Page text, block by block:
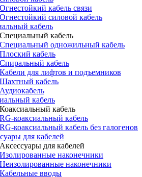
Огнестойкий кабель связи
Огнестойкий силовой кабель
кабель
Специальный кабель
Специальный одножильный кабель
Плоский кабель
Спиральный кабель
Кабели для лифтов и подъемников
Шахтный кабель
Аудиокабель
кабель
Коаксиальный кабель
RG-коаксиальный кабель
RG-коаксиальный кабель без галогенов
для кабелей
Аксессуары для кабелей
Изолированные наконечники
Неизолированные наконечники
Кабельные вводы